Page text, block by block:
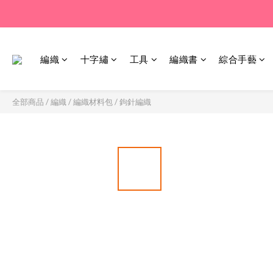
編織 十字繡 工具 編織書 綜合手藝
全部商品 /編織 /編織材料包/鉤針編織